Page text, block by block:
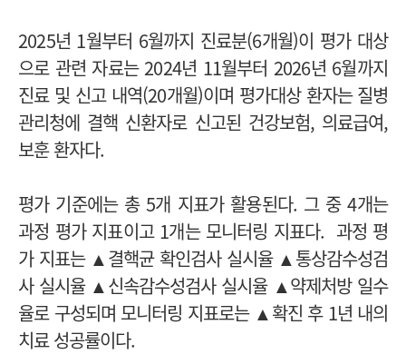
2025년 1월부터 6월까지 진료분(6개월)이 평가 대상
으로 관련 자료는 2024년 11월부터 2026년 6월까지
진료 및 신고 내역(20개월)이며 평가대상 환자는 질병
관리청에 결핵 신환자로 신고된 건강보험, 의료급여,
보훈 환자다.
평가 기준에는 총 5개 지표가 활용된다. 그 중 4개는
과정 평가 지표이고 1개는 모니터링 지표다. 과정 평
가 지표는 ▲결핵균 확인검사 실시율 ▲통상감수성검
사 실시율 ▲신속감수성검사 실시율 ▲약제처방 일수
율로 구성되며 모니터링 지표로는 ▲확진 후 1년 내의
치료 성공률이다.